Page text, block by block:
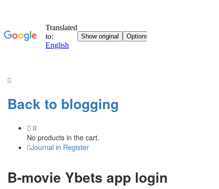
Back to blogging
0
No products in the cart.
Journal in Register
B-movie Ybets app login